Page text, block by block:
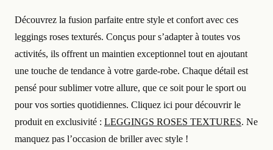
Découvrez la fusion parfaite entre style et confort avec ces
leggings roses texturés. Conçus pour s’adapter à toutes vos
activités, ils offrent un maintien exceptionnel tout en ajoutant
une touche de tendance à votre garde-robe. Chaque détail est
pensé pour sublimer votre allure, que ce soit pour le sport ou
pour vos sorties quotidiennes. Cliquez ici pour découvrir le
produit en exclusivité : LEGGINGS ROSES TEXTURES. Ne
manquez pas l’occasion de briller avec style !